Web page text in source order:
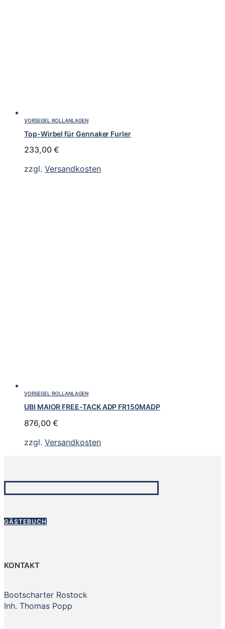
VORSEGEL ROLLANLAGEN
Top-Wirbel für Gennaker Furler
233,00 €
zzgl. Versandkosten
VORSEGEL ROLLANLAGEN
UBI MAIOR FREE-TACK ADP FR150MADP
876,00 €
zzgl. Versandkosten
GÄSTEBUCH
KONTAKT
Bootscharter Rostock
Inh. Thomas Popp